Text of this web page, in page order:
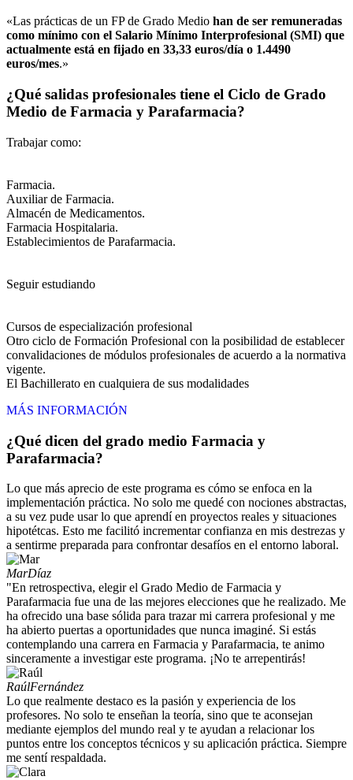
«Las prácticas de un FP de Grado Medio han de ser remuneradas
como mínimo con el Salario Mínimo Interprofesional (SMI) que
actualmente está en fijado en 33,33 euros/día o 1.4490
euros/mes.»
¿Qué salidas profesionales tiene el Ciclo de Grado
Medio de Farmacia y Parafarmacia?
Trabajar como:
Farmacia.
Auxiliar de Farmacia.
Almacén de Medicamentos.
Farmacia Hospitalaria.
Establecimientos de Parafarmacia.
Seguir estudiando
Cursos de especialización profesional
Otro ciclo de Formación Profesional con la posibilidad de establecer
convalidaciones de módulos profesionales de acuerdo a la normativa
vigente.
El Bachillerato en cualquiera de sus modalidades
MÁS INFORMACIÓN
¿Qué dicen del grado medio Farmacia y
Parafarmacia?
Lo que más aprecio de este programa es cómo se enfoca en la
implementación práctica. No solo me quedé con nociones abstractas,
a su vez pude usar lo que aprendí en proyectos reales y situaciones
hipotétcas. Esto me facilitó incrementar confianza en mis destrezas y
a sentirme preparada para confrontar desafíos en el entorno laboral.
MarDíaz
"En retrospectiva, elegir el Grado Medio de Farmacia y
Parafarmacia fue una de las mejores elecciones que he realizado. Me
ha ofrecido una base sólida para trazar mi carrera profesional y me
ha abierto puertas a oportunidades que nunca imaginé. Si estás
contemplando una carrera en Farmacia y Parafarmacia, te animo
sinceramente a investigar este programa. ¡No te arrepentirás!
RaúlFernández
Lo que realmente destaco es la pasión y experiencia de los
profesores. No solo te enseñan la teoría, sino que te aconsejan
mediante ejemplos del mundo real y te ayudan a relacionar los
puntos entre los conceptos técnicos y su aplicación práctica. Siempre
me sentí respaldada.